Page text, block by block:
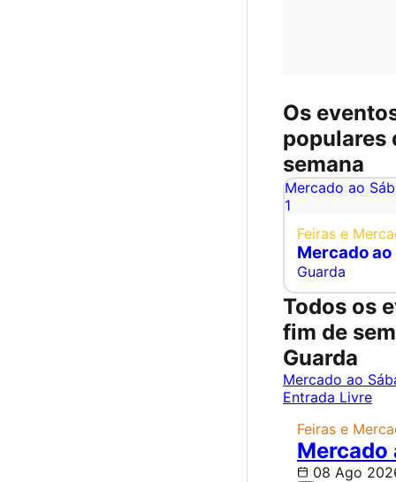
Os
populares
semana
Mercado ao
1
Feiras e
Mercado ao
Guarda
Todos os
fim de
Guarda
Mercado ao
Entrada Livre
Feiras e
Mercado
08 Ago